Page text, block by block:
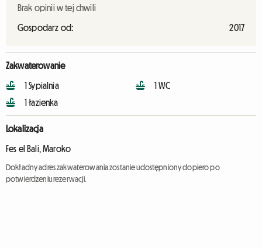
Brak opinii w tej chwili
Gospodarz od: 2017
Zakwaterowanie
1 Sypialnia
1 łazienka
1 WC
Lokalizacja
Fes el Bali, Maroko
Dokładny adres zakwaterowania zostanie udostępniony dopiero po
potwierdzeniu rezerwacji.